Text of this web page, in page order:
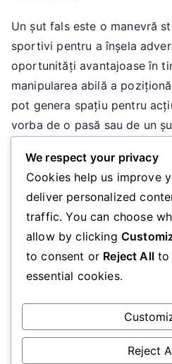
Shot:
Decepție,
Execuție,
Continuare
Un șut fals este o manevră
sportivi pentru a înșela
oportunități avantajoase în
manipularea abilă a
pot genera spațiu pentru
vorba de o pasă sau de un
Read More
Read
Posts
navigation
Older posts
We respect your privacy
Cookies help us improve
deliver personalized
traffic. You can choose
allow by clicking
to consent or Reject Allto
essential cookies.
Reject